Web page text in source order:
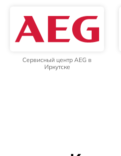
Сервисный центр AEG в
Иркутске